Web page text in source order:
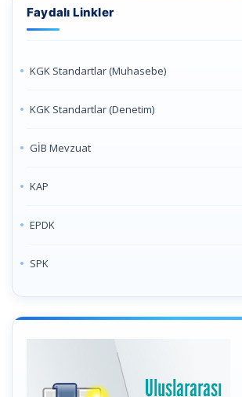
Faydalı Linkler
KGK Standartlar (Muhasebe)
KGK Standartlar (Denetim)
GİB Mevzuat
KAP
EPDK
SPK